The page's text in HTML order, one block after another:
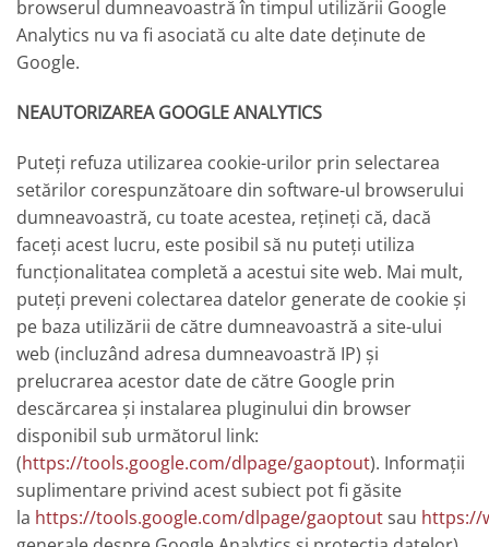
browserul dumneavoastră în timpul utilizării Google
Analytics nu va fi asociată cu alte date deținute de
Google.
NEAUTORIZAREA GOOGLE ANALYTICS
Puteți refuza utilizarea cookie-urilor prin selectarea
setărilor corespunzătoare din software-ul browserului
dumneavoastră, cu toate acestea, rețineți că, dacă
faceți acest lucru, este posibil să nu puteți utiliza
funcționalitatea completă a acestui site web. Mai mult,
puteți preveni colectarea datelor generate de cookie și
pe baza utilizării de către dumneavoastră a site-ului
web (incluzând adresa dumneavoastră IP) și
prelucrarea acestor date de către Google prin
descărcarea și instalarea pluginului din browser
disponibil sub următorul link:
(https://tools.google.com/dlpage/gaoptout). Informații
suplimentare privind acest subiect pot fi găsite
la https://tools.google.com/dlpage/gaoptoutsau https://